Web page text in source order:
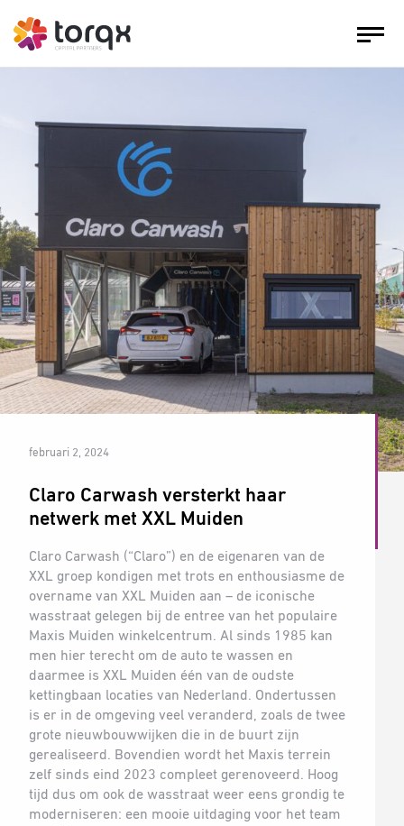
februari 2, 2024
Claro Carwash versterkt haar
netwerk met XXL Muiden
Claro Carwash (“Claro”) en de eigenaren van de
XXL groep kondigen met trots en enthousiasme de
overname van XXL Muiden aan – de iconische
wasstraat gelegen bij de entree van het populaire
Maxis Muiden winkelcentrum. Al sinds 1985 kan
men hier terecht om de auto te wassen en
daarmee is XXL Muiden één van de oudste
kettingbaan locaties van Nederland. Ondertussen
is er in de omgeving veel veranderd, zoals de twee
grote nieuwbouwwijken die in de buurt zijn
gerealiseerd. Bovendien wordt het Maxis terrein
zelf sinds eind 2023 compleet gerenoveerd. Hoog
tijd dus om ook de wasstraat weer eens grondig te
moderniseren: een mooie uitdaging voor het team